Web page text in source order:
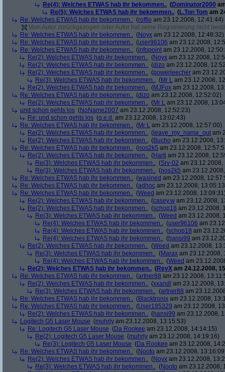
Re(4): Welches ETWAS hab ihr bekommen.. (Dominator2000
Re(5): Welches ETWAS hab ihr bekommen.. (L.Ton Tom am
Re: Welches ETWAS hab ihr bekommen.. (rofflo am 23.12.2008, 12:41:44)
Vom Autor zurückgezogen oder Autor hat seine Registrierung nicht
Re: Welches ETWAS hab ihr bekommen.. (Noyx am 23.12.2008, 12:48:32)
Re: Welches ETWAS hab ihr bekommen.. (user96106 am 23.12.2008,
Re: Welches ETWAS hab ihr bekommen.. (infopoint am 23.12.2008,
Re(2): Welches ETWAS hab ihr bekommen.. (Noyx am 23.12.2008,
Re(2): Welches ETWAS hab ihr bekommen.. (dizo am 23.12.2008,
Re(2): Welches ETWAS hab ihr bekommen.. (powerleecher am
Re(3): Welches ETWAS hab ihr bekommen.. (Mr L am 23.12.2008,
Re(2): Welches ETWAS hab ihr bekommen.. (MJFox am 23.12.2008,
Re: Welches ETWAS hab ihr bekommen.. (dizo am 23.12.2008, 12:52:02)
Re(2): Welches ETWAS hab ihr bekommen.. (Mr L am 23.12.2008,
und schon gehts los (NoName2007 am 23.12.2008, 12:52:23)
Re: und schon gehts los (q.e.d. am 23.12.2008, 13:02:43)
Re: Welches ETWAS hab ihr bekommen.. (Mr L am 23.12.2008, 12:57:00)
Re(2): Welches ETWAS hab ihr bekommen.. ( leave_my_name_out am
Re(2): Welches ETWAS hab ihr bekommen.. (Bucho am 23.12.2008,
Re: Welches ETWAS hab ihr bekommen.. (nos2k5 am 23.12.2008,
Re(2): Welches ETWAS hab ihr bekommen.. (Harti am 23.12.2008,
Re(3): Welches ETWAS hab ihr bekommen.. (Srv-02 am 23.12.2008,
Re(3): Welches ETWAS hab ihr bekommen.. (nos2k5 am
Re: Welches ETWAS hab ihr bekommen.. (wasined am 23.12.2008,
Re: Welches ETWAS hab ihr bekommen.. (adhoc am 23.12.2008,
Re: Welches ETWAS hab ihr bekommen.. (Weed am 23.12.2008,
Re(2): Welches ETWAS hab ihr bekommen.. (casey.w am 23.12.2008,
Re(2): Welches ETWAS hab ihr bekommen.. (schop18 am 23.12.2008,
Re(3): Welches ETWAS hab ihr bekommen.. (Weed am 23.12.2008,
Re(4): Welches ETWAS hab ihr bekommen.. (user96106 am
Re(4): Welches ETWAS hab ihr bekommen.. (schop18 am
Re(4): Welches ETWAS hab ihr bekommen.. (hansi99 am
Re(2): Welches ETWAS hab ihr bekommen.. (Weed am 23.12.2008,
Re(3): Welches ETWAS hab ihr bekommen.. (Marax am 23.12.2008,
Re(4): Welches ETWAS hab ihr bekommen.. (Weed am
Re(2): Welches ETWAS hab ihr bekommen.. (RevX am 24.12.2008,
Re: Welches ETWAS hab ihr bekommen.. (artner88 am 23.12.2008,
Re(2): Welches ETWAS hab ihr bekommen.. (xxandl am 23.12.2008,
Re(3): Welches ETWAS hab ihr bekommen.. (artner88 am
Re: Welches ETWAS hab ihr bekommen.. (Blacktronix am 23.12.2008,
Re: Welches ETWAS hab ihr bekommen.. (User195329 am 23.12.2008,
Re(2): Welches ETWAS hab ihr bekommen.. (hansi99 am 23.12.2008,
Logitech G5 Laser Mouse (muhrly am 23.12.2008, 13:15:53)
Re: Logitech G5 Laser Mouse (Da Rookee am 23.12.2008, 14:14:15)
Re(2): Logitech G5 Laser Mouse (muhrly am 23.12.2008, 14:19:16)
Re(3): Logitech G5 Laser Mouse (Da Rookee am 23.12.2008,
Re: Welches ETWAS hab ihr bekommen.. (Nooto am 23.12.2008,
Re(2): Welches ETWAS hab ihr bekommen.. (Noyx am 23.12.2008,
Re(3): Welches ETWAS hab ihr bekommen.. (Nooto am 23.12.2008,